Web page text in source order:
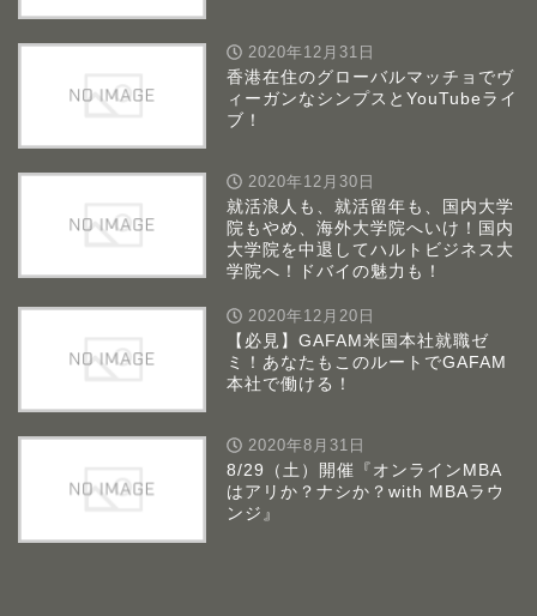
2020年12月31日
香港在住のグローバルマッチョでヴ
ィーガンなシンプスとYouTubeライ
ブ！
2020年12月30日
就活浪人も、就活留年も、国内大学
院もやめ、海外大学院へいけ！国内
大学院を中退してハルトビジネス大
学院へ！ドバイの魅力も！
2020年12月20日
【必見】GAFAM米国本社就職ゼ
ミ！あなたもこのルートでGAFAM
本社で働ける！
2020年8月31日
8/29（土）開催『オンラインMBA
はアリか？ナシか？with MBAラウ
ンジ』